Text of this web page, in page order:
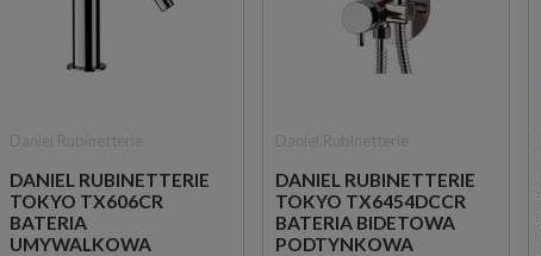
DANIEL RUBINETTERIE
TOKYO TX606CR
BATERIA
UMYWALKOWA
DANIEL RUBINETTERIE
TOKYO TX6454DCCR
BATERIA BIDETOWA
PODTYNKOWA